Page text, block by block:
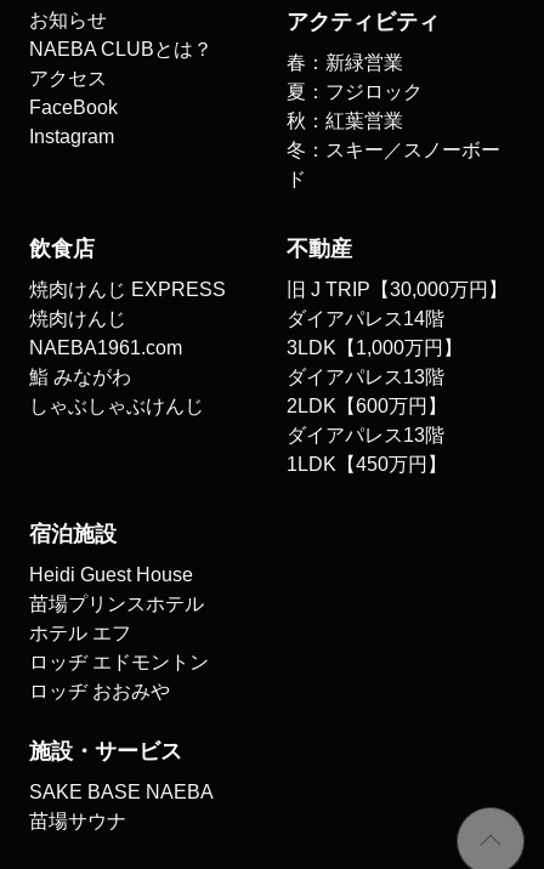
お知らせ
NAEBA CLUBとは？
アクセス
FaceBook
Instagram
アクティビティ
春：新緑営業
夏：フジロック
秋：紅葉営業
冬：スキー／スノーボー
ド
飲食店
焼肉けんじ EXPRESS
焼肉けんじ
NAEBA1961.com
鮨 みながわ
しゃぶしゃぶけんじ
不動産
旧 J TRIP【30,000万円】
ダイアパレス14階
3LDK【1,000万円】
ダイアパレス13階
2LDK【600万円】
ダイアパレス13階
1LDK【450万円】
宿泊施設
Heidi Guest House
苗場プリンスホテル
ホテル エフ
ロッヂ エドモントン
ロッヂ おおみや
施設・サービス
SAKE BASE NAEBA
苗場サウナ